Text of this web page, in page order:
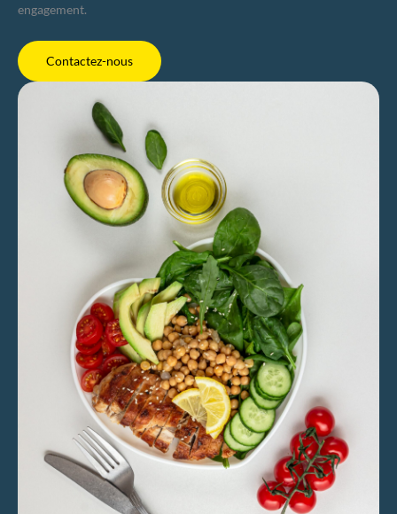
engagement.
Contactez-nous